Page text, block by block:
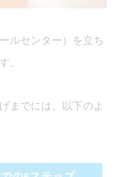
ルセンター）を立ち
。
までには、以下のよ